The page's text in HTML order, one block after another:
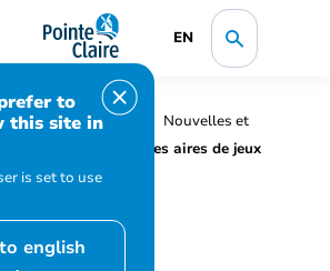
EN
to
this site in
is set to use
english
municipale
Nouvelles et
Fermeture des aires de jeux
parcs